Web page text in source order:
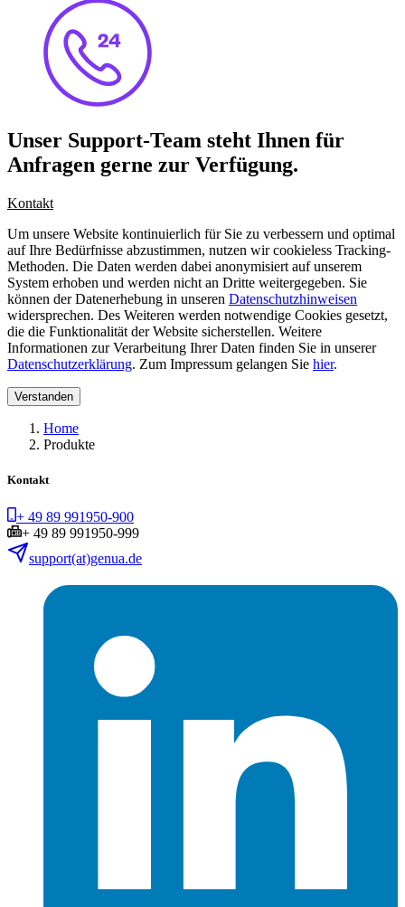
Unser Support-Team steht Ihnen für
Anfragen gerne zur Verfügung.
Kontakt
Um unsere Website kontinuierlich für Sie zu verbessern und optimal
auf Ihre Bedürfnisse abzustimmen, nutzen wir cookieless Tracking-
Methoden. Die Daten werden dabei anonymisiert auf unserem
System erhoben und werden nicht an Dritte weitergegeben. Sie
können der Datenerhebung in unseren Datenschutzhinweisen
widersprechen. Des Weiteren werden notwendige Cookies gesetzt,
die die Funktionalität der Website sicherstellen. Weitere
Informationen zur Verarbeitung Ihrer Daten finden Sie in unserer
Datenschutzerklärung. Zum Impressum gelangen Sie hier.
Verstanden
Home
Produkte
Kontakt
+ 49 89 991950-900
+ 49 89 991950-999
support(at)genua.de